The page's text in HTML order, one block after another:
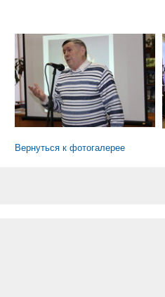
Вернуться к фотогалерее